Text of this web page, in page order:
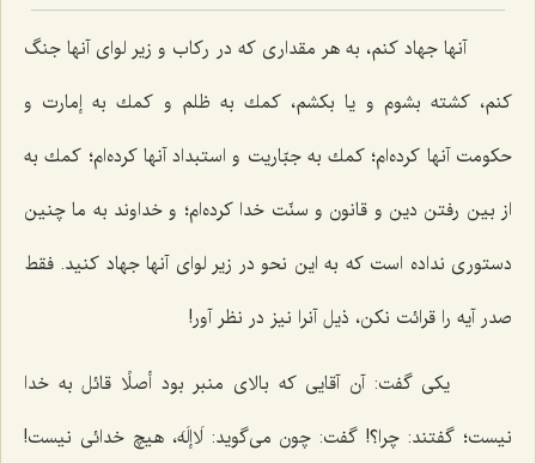
آنها جهاد كنم، به هر مقدارى كه در ركاب و زیر لواى آنها جنگ
كنم، كشته بشوم و یا بكشم، كمك به ظلم و كمك به إمارت و
حكومت آنها كرده‌ام؛ كمك به جبّاریت و استبداد آنها كرده‌ام؛ كمك به
از بین رفتن دین و قانون و سنّت خدا كرده‌ام؛ و خداوند به ما چنین
دستورى نداده است كه به این نحو در زیر لواى آنها جهاد كنید. فقط
صدر آیه را قرائت نكن، ذیل آنرا نیز در نظر آور!
یكى گفت: آن آقایى كه بالاى منبر بود أصلًا قائل به خدا
نیست؛ گفتند: چرا؟! گفت: چون مى‌گوید: لَاإلَهَ، هیچ خدائى نیست!